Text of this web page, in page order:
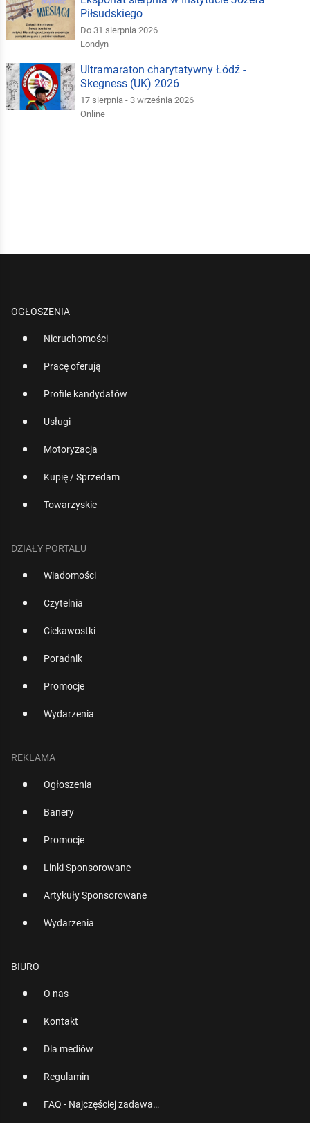
Piłsudskiego
Do 31 sierpnia 2026
Londyn
Ultramaraton charytatywny Łódź -
Skegness (UK) 2026
17 sierpnia - 3 września 2026
Online
OGŁOSZENIA
Nieruchomości
Pracę oferują
Profile kandydatów
Usługi
Motoryzacja
Kupię / Sprzedam
Towarzyskie
DZIAŁY PORTALU
Wiadomości
Czytelnia
Ciekawostki
Poradnik
Promocje
Wydarzenia
REKLAMA
Ogłoszenia
Banery
Promocje
Linki Sponsorowane
Artykuły Sponsorowane
Wydarzenia
BIURO
O nas
Kontakt
Dla mediów
Regulamin
FAQ - Najczęściej zadawane pytania